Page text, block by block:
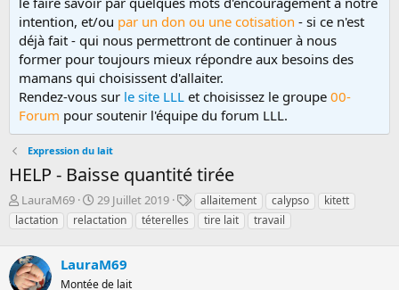
intention, et/ou par un don ou une cotisation - si ce n'est
déjà fait - qui nous permettront de continuer à nous
former pour toujours mieux répondre aux besoins des
mamans qui choisissent d'allaiter.
Rendez-vous sur le site LLL et choisissez le groupe 00-
Forum pour soutenir l'équipe du forum LLL.
Expression du lait
HELP - Baisse quantité tirée
D
é
m
r
r
LauraM69
D
a
t
d
e
29 Juillet 2019
T
a
g
allaitement calypso
kitett
lactation
relactation téterelles tire lait travail
LauraM69
Montée de lait